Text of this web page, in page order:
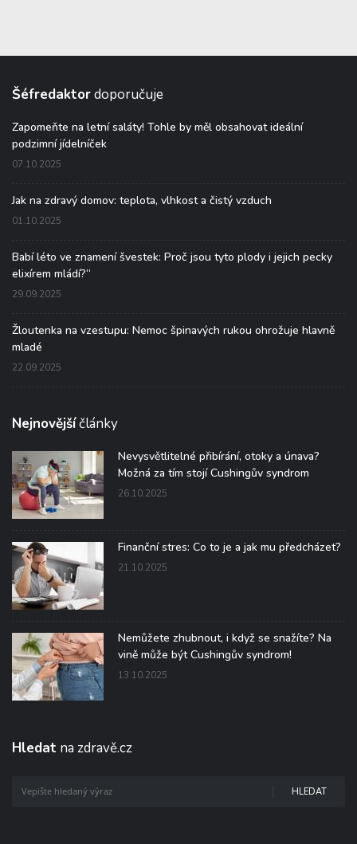
Šéfredaktordoporučuje
Zapomeňte na letní saláty! Tohle by měl obsahovat ideální
podzimní jídelníček
07.10.2025
Jak na zdravý domov: teplota, vlhkost a čistý vzduch
01.10.2025
Babí léto ve znamení švestek: Proč jsou tyto plody i jejich pecky
elixírem mládí?“
29.09.2025
Žloutenka na vzestupu: Nemoc špinavých rukou ohrožuje hlavně
mladé
22.09.2025
Nejnovějšíčlánky
Nevysvětlitelné přibírání, otoky a únava?
Možná za tím stojí Cushingův syndrom
26.10.2025
Finanční stres: Co to je a jak mu předcházet?
21.10.2025
Nemůžete zhubnout, i když se snažíte? Na
vině může být Cushingův syndrom!
13.10.2025
Hledat na zdravě.cz
HLEDAT